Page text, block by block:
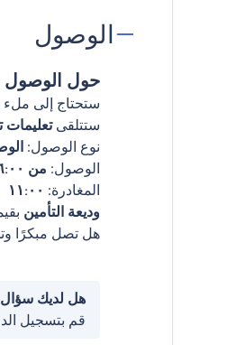
الوصول
حول الوصول
ستحتاج إلى ملء
ستتلقى
نوع الوصول:
الوصول: من ١٦:٠٠
المغادرة: ١١:٠٠
وديعة التأمين بقيمة ‏500.00 €
هل تصل مبكرًا
هل لديك
قم بتسجيل